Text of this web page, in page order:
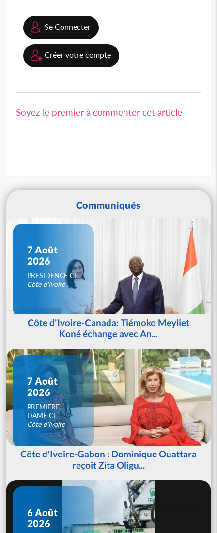
Se Connecter
Créer votre compte
Soyez le premier à commenter cet article
Communiqués
7 Août
2026
PRESIDENCE CI
Côte d'Ivoire
Côte d'Ivoire-Canada: Tiémoko Meyliet
Koné échange avec An...
7 Août
2026
PREMIERE
DAME CI
Côte d'Ivoire
Côte d'Ivoire-Gabon : Dominique Ouattara
reçoit Zita Oligu...
6 Août
2026